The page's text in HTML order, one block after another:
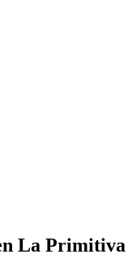
La